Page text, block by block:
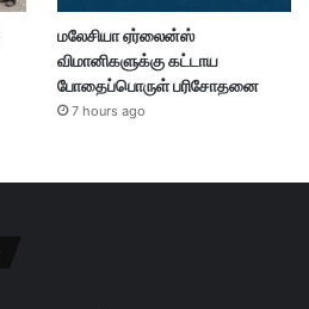
மலேசியா ஏர்லைன்ஸ்
விமானிகளுக்கு கட்டாய
போதைப்பொருள் பரிசோதனை
7 hours ago